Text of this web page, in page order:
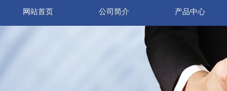
网站首页 公司简介 产品中心